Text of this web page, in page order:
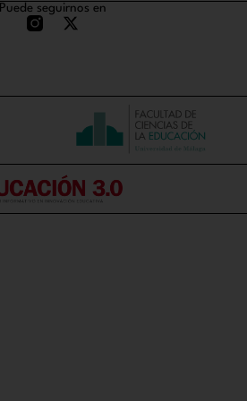
Puede seguirnos en